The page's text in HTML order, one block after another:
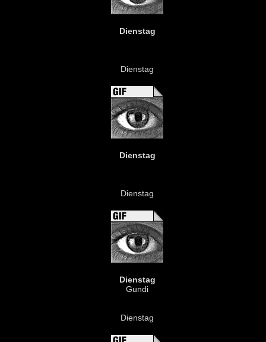
Dienstag
Dienstag
Dienstag
Dienstag
Dienstag
Gundi
Dienstag